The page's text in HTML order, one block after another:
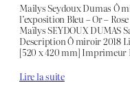
Mailys Seydoux Dumas Ô
l’exposition Bleu – Or –
Maïlys SEYDOUX DUMAS
Description Ô miroir 2018
[520 x 420 mm] Imprimeur
Lire la suite